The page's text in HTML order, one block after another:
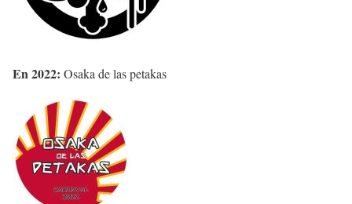
En 2022: Osaka de las petakas